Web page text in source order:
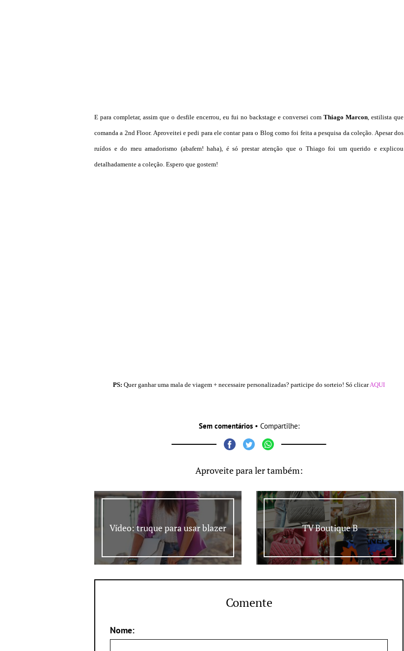
E para completar, assim que o desfile encerrou, eu fui no backstage e conversei com Thiago Marcon, estilista que
comanda a 2nd Floor. Aproveitei e pedi para ele contar para o Blog como foi feita a pesquisa da coleção. Apesar dos
ruídos e do meu amadorismo (abafem! haha), é só prestar atenção que o Thiago foi um querido e explicou
detalhadamente a coleção. Espero que gostem!
PS: Quer ganhar uma mala de viagem + necessaire personalizadas? participe do sorteio! Só clicarAQUI
Sem comentários• Compartilhe:
Aproveite para ler também:
Vídeo: truque para usar blazer TV Boutique B
Comente
Nome: